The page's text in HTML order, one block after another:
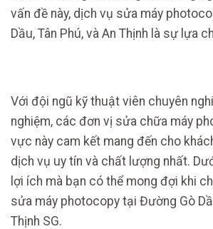
vấn đề này, dịch vụ sửa máy
Dầu, Tân Phú, và An Thịnh là sự lựa
Với đội ngũ kỹ thuật viên chuyên
nghiệm, các đơn vị sửa chữa máy
vực này cam kết mang đến cho
dịch vụ uy tín và chất lượng nhất.
lợi ích mà bạn có thể mong đợi khi
sửa máy photocopy tại Đường Gò
Thịnh SG.